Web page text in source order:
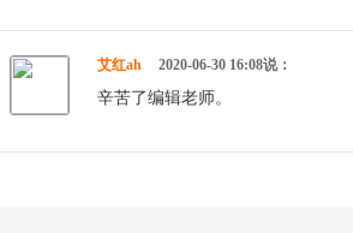
艾红ah 2020-06-30 16:08说：
辛苦了编辑老师。